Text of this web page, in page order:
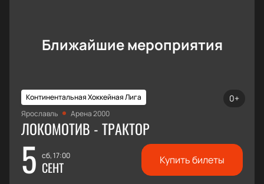
Ближайшие мероприятия
Континентальная Хоккейная Лига
Ярославль
Арена 2000
ЛОКОМОТИВ - ТРАКТОР
5 сб, 17:00
СЕНТ
0+
Купить билеты